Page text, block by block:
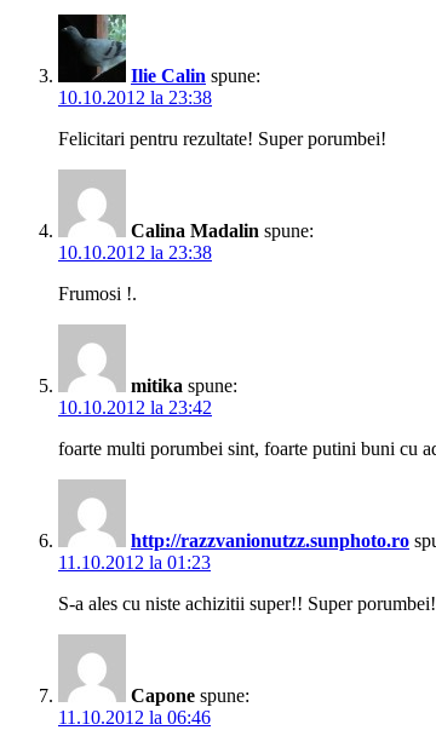
Ilie Calin spune:
10.10.2012 la 23:38
Felicitari pentru rezultate! Super porumbei!
Calina Madalin spune:
10.10.2012 la 23:38
Frumosi !.
mitika spune:
10.10.2012 la 23:42
foarte multi porumbei sint, foarte putini buni cu
http://razzvanionutzz.sunphoto.ro
11.10.2012 la 01:23
S-a ales cu niste achizitii super!! Super porumbei!
Capone spune:
11.10.2012 la 06:46